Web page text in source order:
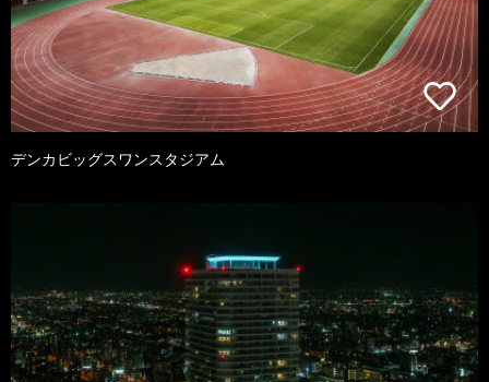
デンカビッグスワンスタジアム